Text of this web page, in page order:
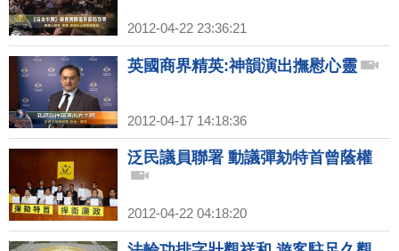
2012-04-22 23:36:21
英國商界精英:神韻演出撫慰心靈
2012-04-17 14:18:36
泛民議員聯署 動議彈劾特首曾蔭權
2012-04-22 04:18:20